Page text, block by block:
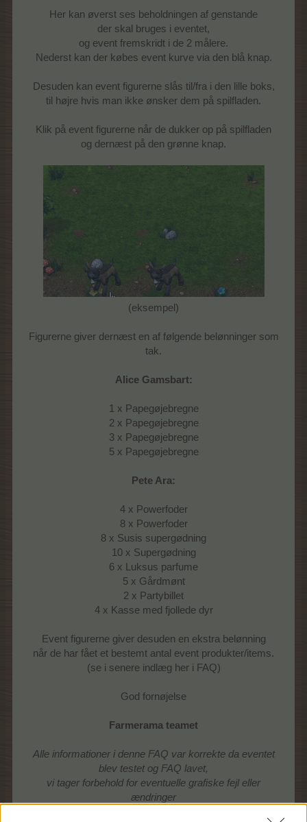
Her kan øverst ses beholdningen af genstande
der skal bruges i eventet,
og event fremskridt i de 2 målere.
Nederst kan der købes event kurve via den blå knap.
Desuden kan event figurerne slås til/fra i den lille boks,
til højre hvis man ikke ønsker dem på spilfladen.
Klik på event figurerne når de dukker op på spilfladen
og dernæst på den grønne knap.
(eksempel)
Figurerne giver dernæst en af følgende belønninger som
tak.
Alice Gamsbart:
1 x Papegøjebregne
2 x Papegøjebregne
3 x Papegøjebregne
5 x Papegøjebregne
Pete Ara:
4 x Powerfoder
8 x Powerfoder
8 x Susis supergødning
10 x Supergødning
6 x Luksus parfume
5 x Gårdmønt
2 x Partybillet
4 x Kasse med fjollede dyr
Event figurerne giver desuden en ekstra belønning
når de har fået et bestemt antal event produkter/items.
(se i senere indlæg her i FAQ)
God fornøjelse
Farmerama teamet
Alle informationer i denne FAQ var korrekte da eventet
blev testet og FAQ lavet,
vi tager forbehold for eventuelle grafiske fejl eller
ændringer